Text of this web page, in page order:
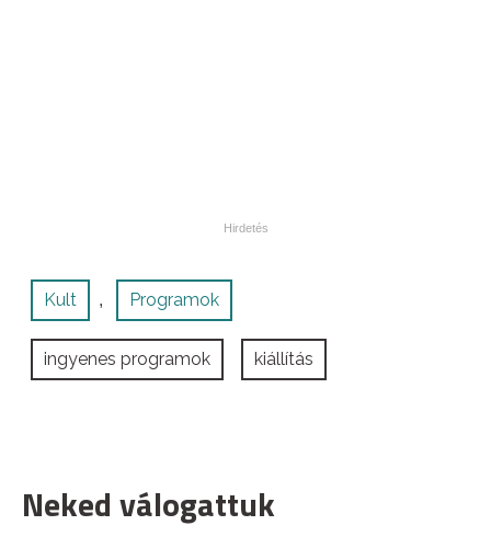
Kult , Programok
ingyenes programok kiállítás
Neked válogattuk